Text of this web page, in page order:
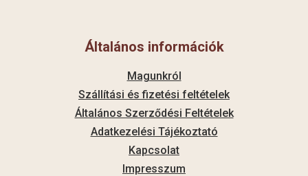
Általános információk
Magunkról
Szállítási és fizetési feltételek
Általános Szerződési Feltételek
Adatkezelési Tájékoztató
Kapcsolat
Impresszum